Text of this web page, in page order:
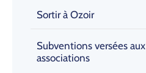
Sortir à Ozoir
Subventions versées aux
associations